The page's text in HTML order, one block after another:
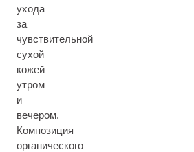
ухода
за
чувствительной
сухой
кожей
утром
и
вечером.
Композиция
органического